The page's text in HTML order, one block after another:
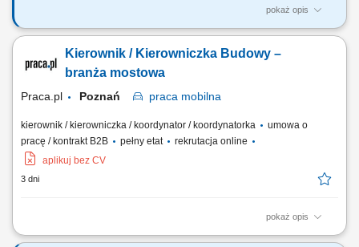
pokaż opis
Planowanie i zarządzanie placem budowy; Koordynacja prac własnych
Nadzór nad harmonogramem projektu; Analiza techniczna i kontrola
kosztów; Zapewnienie zgodności prac z wymogami prawnymi i
Kierownik / Kierowniczka Budowy –
branża mostowa
Praca.pl Poznań praca mobilna
kierownik / kierowniczka / koordynator / koordynatorka
umowa o
pracę / kontrakt B2B
pełny etat
rekrutacja online
aplikuj bez CV
3 dni
pokaż opis
Opis stanowiska Prowadzenie i nadzorowanie realizacji robót